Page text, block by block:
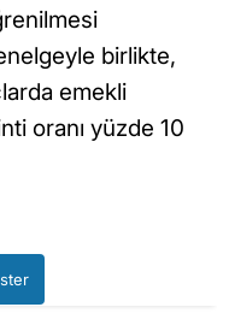
birlikte,
emekli
oranı yüzde 10